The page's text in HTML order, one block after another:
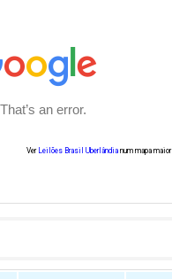
Ver Leilões Brasil Uberlândia num mapa maior